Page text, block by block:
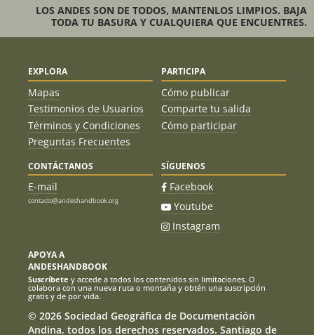
LOS ANDES SON DE TODOS, MANTENLOS LIMPIOS. BAJA
TODA TU BASURA Y CUALQUIERA QUE ENCUENTRES.
EXPLORA
Mapas
Testimonios de Usuarios
Términos y Condiciones
Preguntas Frecuentes
PARTICIPA
Cómo publicar
Comparte tu salida
Cómo participar
CONTÁCTANOS
E-mail
contacto@andeshandbook.org
SÍGUENOS
Facebook
Youtube
Instagram
APOYA A
ANDESHANDBOOK
Suscríbete y accede a todos los contenidos sin limitaciones. O
colabora con una nueva ruta o montaña y obtén una suscripción
gratis y de por vida.
© 2026 Sociedad Geográfica de Documentación
Andina, todos los derechos reservados. Santiago de